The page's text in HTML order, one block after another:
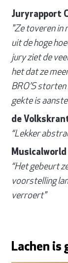
Juryrapport
"Ze toveren in
uit de hoge
jury ziet de
het dat ze
BRO’S
gekte is
de
“Lekker
“Het gebeurt
voorstelling
verroert"
Lachen is